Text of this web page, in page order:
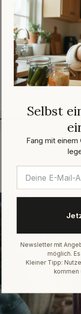
Trusted Shops · März
✓ Verifizierter Kauf
„Ich habe
Bügelverschluss
über 30 Gläser. Es
gut verpackt
wirklich keines,
Dein
Selbst
Fang mit einem
Newsletter mit
möglich.
Kleiner Tipp:
kommen